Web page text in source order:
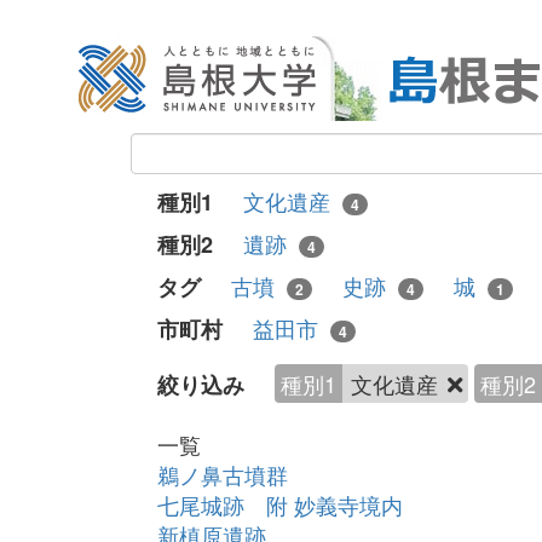
種別1 文化遺産 4
種別2 遺跡 4
タグ 古墳 2 史跡 4 城 1
市町村 益田市 4
絞り込み 種別1 文化遺産
種別2
一覧
鵜ノ鼻古墳群
七尾城跡 附 妙義寺境内
新槙原遺跡